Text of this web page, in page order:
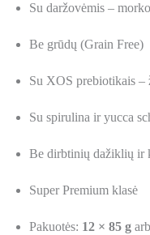
Su daržovėmis –
Be grūdų (Grain Free)
Su XOS prebiotikais –
Su spirulina ir yucca
Be dirbtinių dažiklių ir
Super Premium klasė
Pakuotės: 12 × 85 g